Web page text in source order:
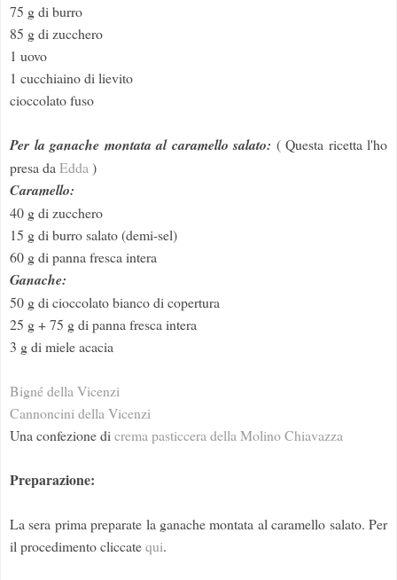
75 g di burro
85 g di zucchero
1 uovo
1 cucchiaino di lievito
cioccolato fuso
Per la ganache montata al caramello salato: ( Questa ricetta l'ho
presa daEdda)
Caramello:
40 g di zucchero
15 g di burro salato (demi-sel)
60 g di panna fresca intera
Ganache:
50 g di cioccolato bianco di copertura
25 g + 75 g di panna fresca intera
3 g di miele acacia
Bigné della Vicenzi
Cannoncini della Vicenzi
Una confezione dicrema pasticcera della Molino Chiavazza
Preparazione:
La sera prima preparate la ganache montata al caramello salato. Per
il procedimento cliccatequi.